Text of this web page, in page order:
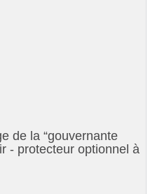
de la “gouvernante
- protecteur optionnel à